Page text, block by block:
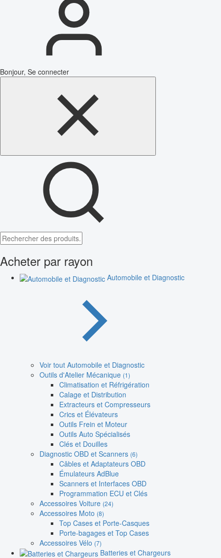
Bonjour, Se connecter
Acheter par rayon
Automobile et Diagnostic
Voir tout Automobile et Diagnostic
Outils d'Atelier Mécanique (1)
Climatisation et Réfrigération
Calage et Distribution
Extracteurs et Compresseurs
Crics et Élévateurs
Outils Frein et Moteur
Outils Auto Spécialisés
Clés et Douilles
Diagnostic OBD et Scanners (6)
Câbles et Adaptateurs OBD
Émulateurs AdBlue
Scanners et Interfaces OBD
Programmation ECU et Clés
Accessoires Voiture (24)
Accessoires Moto (8)
Top Cases et Porte-Casques
Porte-bagages et Top Cases
Accessoires Vélo (7)
Batteries et Chargeurs